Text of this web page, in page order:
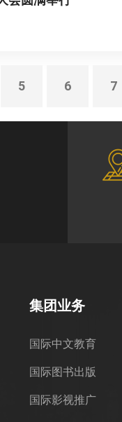
5 6 7
集团业务
国际中文教育
国际图书出版
国际影视推广